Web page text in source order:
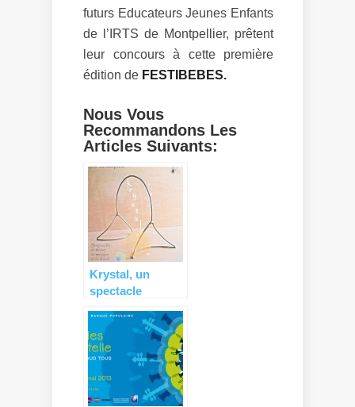
futurs Educateurs Jeunes Enfants
de l’IRTS de Montpellier, prêtent
leur concours à cette première
édition de FESTIBEBES.
Nous Vous
Recommandons Les
Articles Suivants:
Krystal, un
spectacle
poétique pour
les touts-petits